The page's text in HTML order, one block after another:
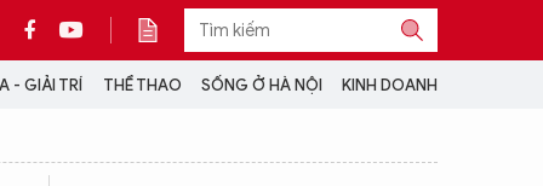
- GIẢI TRÍ THỂ THAO SỐNG Ở HÀ NỘI KINH DOANH